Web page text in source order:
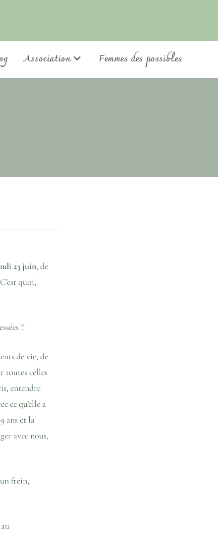
Association Femmes des possibles
23 juin, de
quoi,
!!
de vie, de
toutes celles
entendre
ce qu’elle a
ans et la
avec nous,
frein,